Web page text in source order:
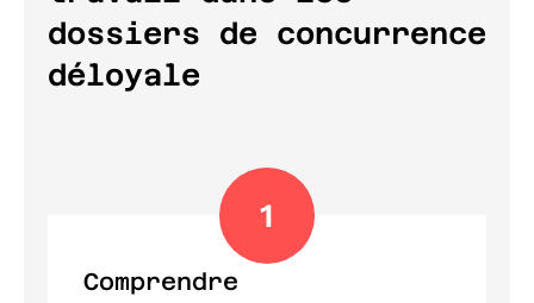
dossiers de concurrence
déloyale
1
Comprendre